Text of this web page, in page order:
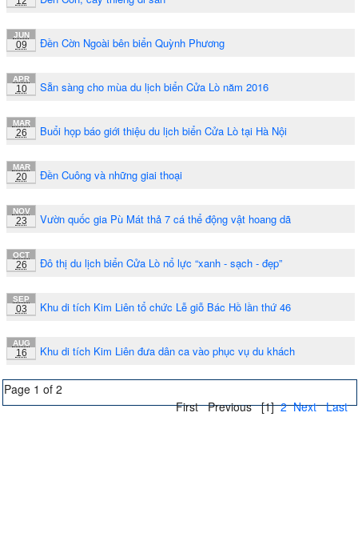
JUN
09 Đền Cờn Ngoài bên biển Quỳnh Phương
APR
10 Sẵn sàng cho mùa du lịch biển Cửa Lò năm 2016
MAR
26 Buổi họp báo giới thiệu du lịch biển Cửa Lò tại Hà Nội
MAR
20 Đền Cuông và những giai thoại
NOV
23 Vườn quốc gia Pù Mát thả 7 cá thể động vật hoang dã
OCT
26 Đô thị du lịch biển Cửa Lò nổ lực “xanh - sạch - đẹp”
SEP
03 Khu di tích Kim Liên tổ chức Lễ giỗ Bác Hồ lần thứ 46
AUG
16 Khu di tích Kim Liên đưa dân ca vào phục vụ du khách
Page 1 of 2
First Previous [1] 2 Next Last